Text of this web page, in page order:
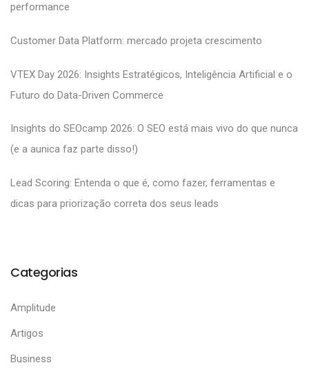
performance
Customer Data Platform: mercado projeta crescimento
VTEX Day 2026: Insights Estratégicos, Inteligência Artificial e o
Futuro do Data-Driven Commerce
Insights do SEOcamp 2026: O SEO está mais vivo do que nunca
(e a aunica faz parte disso!)
Lead Scoring: Entenda o que é, como fazer, ferramentas e
dicas para priorização correta dos seus leads
Categorias
Amplitude
Artigos
Business